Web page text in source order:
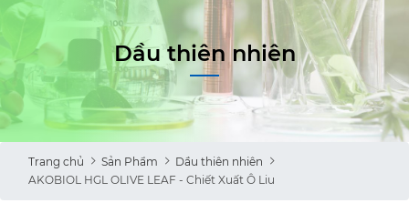
Dầu thiên nhiên
Trang chủ Sản Phẩm
Dầu thiên nhiên
AKOBIOL HGL OLIVE LEAF - Chiết Xuất Ô Liu